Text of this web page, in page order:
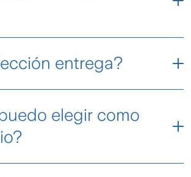
entrega?
elegir como